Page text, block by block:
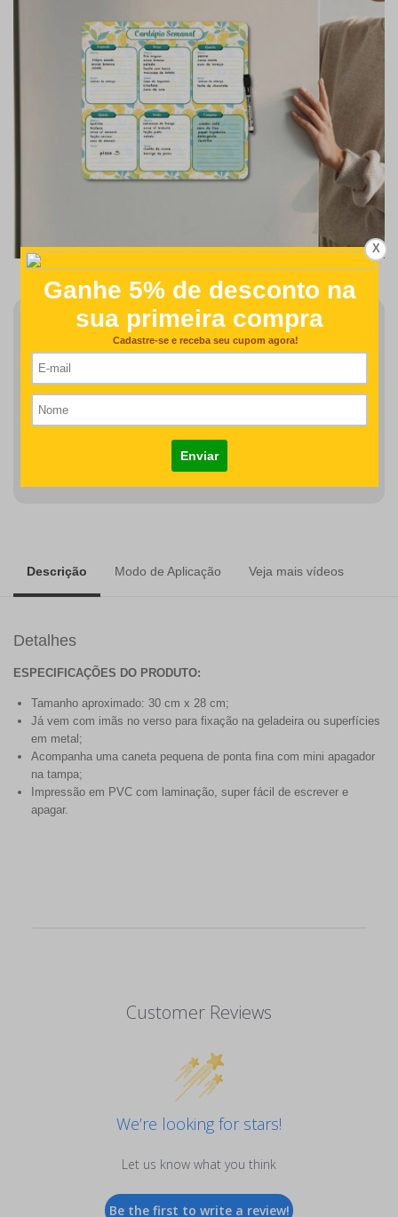
Finalizar Pedido
Detalhes como centralização e proporção de tamanho do
desenho/nome serão revisados na produção do seu pedido
Descrição Modo de Aplicação Veja mais vídeos
Detalhes
ESPECIFICAÇÕES DO PRODUTO:
Tamanho aproximado: 30 cm x 28 cm;
Já vem com imãs no verso para fixação na geladeira ou superfícies
em metal;
Acompanha uma caneta pequena de ponta fina com mini apagador
na tampa;
Impressão em PVC com laminação, super fácil de escrever e
apagar.
Customer Reviews
We’re looking for stars!
Let us know what you think
Be the first to write a review!
X